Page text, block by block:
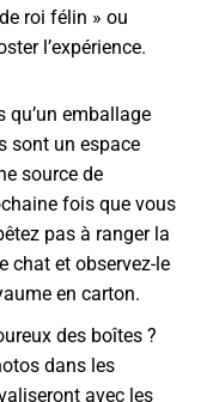
roi félin » ou
l’expérience.
qu’un emballage
sont un espace
source de
fois que vous
pas à ranger la
chat et observez-le
en carton.
des boîtes ?
dans les
avec les